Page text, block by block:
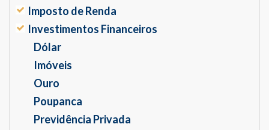
Imposto de Renda
Investimentos Financeiros
Dólar
Imóveis
Ouro
Poupanca
Previdência Privada